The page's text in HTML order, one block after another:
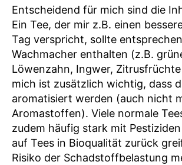
Entscheidend für mich sind die
Ein Tee, der mir z.B. einen
Tag verspricht, sollte
Wachmacher enthalten (z.B.
Löwenzahn, Ingwer,
mich ist zusätzlich wichtig, dass
aromatisiert werden (auch nicht
Aromastoffen). Viele normale
zudem häufig stark mit
auf Tees in Bioqualität zurück
Risiko der Schadstoffbelastung